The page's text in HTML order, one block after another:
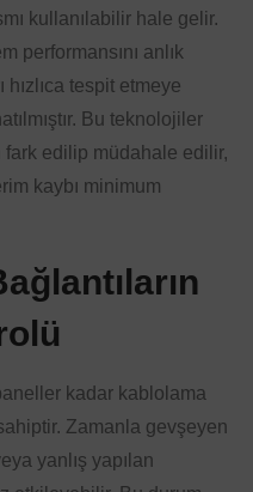
kullanılabilir hale gelir.
performansını anlık
tespit etmeye
Bu teknolojiler
fark edilip müdahale edilir,
kaybı minimum
kadar kablolama
Zamanla gevşeyen
yanlış yapılan